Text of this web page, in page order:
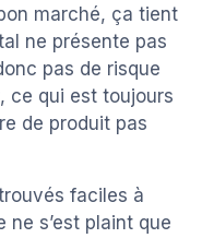
marché, ça tient
ne présente pas
pas de risque
ce qui est toujours
de produit pas
faciles à
ne s’est plaint que